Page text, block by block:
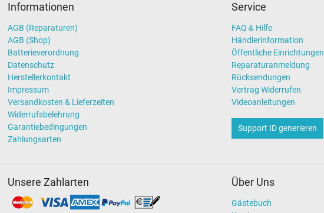
Informationen
AGB (Reparaturen)
AGB (Shop)
Batterieverordnung
Datenschutz
Herstellerkontakt
Impressum
Versandkosten & Lieferzeiten
Widerrufsbelehrung
Garantiebedingungen
Zahlungsarten
Service
FAQ & Hilfe
Händlerinformation
Öffentliche Einrichtungen
Reparaturanmeldung
Rücksendungen
Vertrag Widerrufen
Videoanleitungen
Support ID generieren
Über Uns
Gästebuch
Unsere Zahlarten